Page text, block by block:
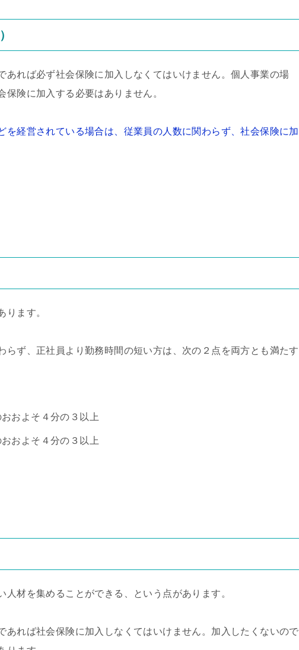
あれば必ず社会保険に加入しなくてはいけません。個人事業の場
険に加入する必要はありません。
を経営されている場合は、従業員の人数に関わらず、社会保険に加
ります。
らず、正社員より勤務時間の短い方は、次の２点を両方とも満たす
およそ４分の３以上
およそ４分の３以上
材を集めることができる、という点があります。
あれば社会保険に加入しなくてはいけません。加入したくないので